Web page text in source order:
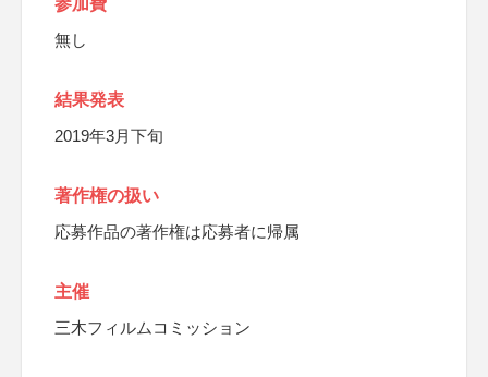
参加費
無し
結果発表
2019年3月下旬
著作権の扱い
応募作品の著作権は応募者に帰属
主催
三木フィルムコミッション